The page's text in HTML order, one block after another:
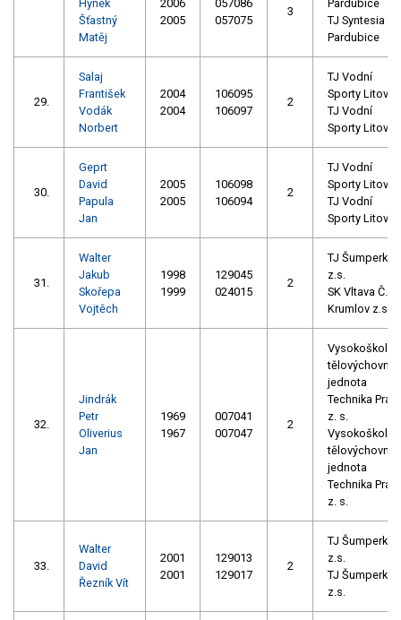
Hynek
Šťastný
Matěj
2006
2005
057086
057075
3
Pardubice
TJ Syntesia
Pardubice
29.
Salaj
František
Vodák
Norbert
2004
2004
106095
106097
2
TJ Vodní
Sporty Litovel
TJ Vodní
Sporty Litovel
30.
Geprt
David
Papula
Jan
2005
2005
106098
106094
2
TJ Vodní
Sporty Litovel
TJ Vodní
Sporty Litovel
31.
Walter
Jakub
Skořepa
Vojtěch
1998
1999
129045
024015
2
TJ Šumperk
z.s.
SK Vltava Č.
Krumlov z.s.
32.
Jindrák
Petr
Oliverius
Jan
1969
1967
007041
007047
2
tělovýchovná
jednota
Technika
z. s.
tělovýchovná
jednota
Technika
z. s.
33.
Walter
David
Řezník Vít
2001
2001
129013
129017
2
TJ Šumperk
z.s.
TJ Šumperk
z.s.